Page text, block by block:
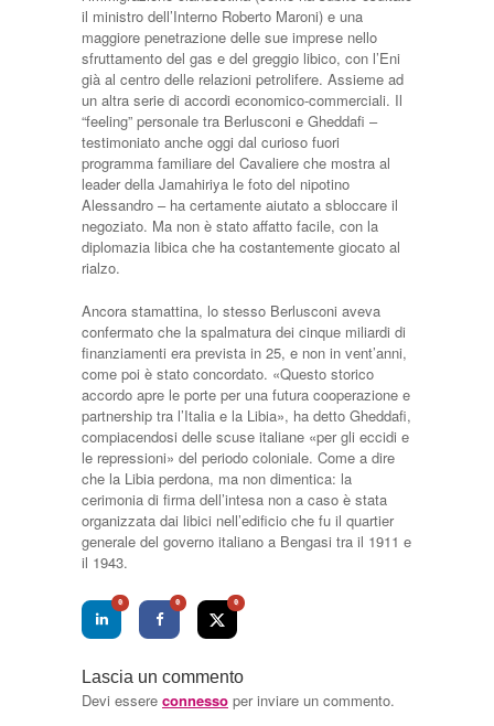
il ministro dell’Interno Roberto Maroni) e una
maggiore penetrazione delle sue imprese nello
sfruttamento del gas e del greggio libico, con l’Eni
già al centro delle relazioni petrolifere. Assieme ad
un altra serie di accordi economico-commerciali. Il
“feeling” personale tra Berlusconi e Gheddafi –
testimoniato anche oggi dal curioso fuori
programma familiare del Cavaliere che mostra al
leader della Jamahiriya le foto del nipotino
Alessandro – ha certamente aiutato a sbloccare il
negoziato. Ma non è stato affatto facile, con la
diplomazia libica che ha costantemente giocato al
rialzo.
Ancora stamattina, lo stesso Berlusconi aveva
confermato che la spalmatura dei cinque miliardi di
finanziamenti era prevista in 25, e non in vent’anni,
come poi è stato concordato. «Questo storico
accordo apre le porte per una futura cooperazione e
partnership tra l’Italia e la Libia», ha detto Gheddafi,
compiacendosi delle scuse italiane «per gli eccidi e
le repressioni» del periodo coloniale. Come a dire
che la Libia perdona, ma non dimentica: la
cerimonia di firma dell’intesa non a caso è stata
organizzata dai libici nell’edificio che fu il quartier
generale del governo italiano a Bengasi tra il 1911 e
il 1943.
0 0 0
Lascia un commento
Devi essere connesso per inviare un commento.